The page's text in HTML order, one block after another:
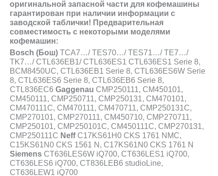
оригинальной запасной части для кофемашины
гарантирован при наличии информации с
заводской таблички! Предварительная
совместимость с некоторыми моделями
кофемашин:
Bosch (Бош) TCA7…/ TES70…/ TES71…/ TE7…/
TK7…/ CTL636EB1/ CTL636ES1 CTL636ES1 Serie 8,
BCM8450UC, CTL636EB1 Serie 8, CTL636ES6W Serie
8, CTL636ES6 Serie 8, CTL636EB6 Serie 8,
CTL836EC6 Gaggenau CMP250111, CM450101,
CM450111, CMP250711, CMP250131, CM470101,
CM470111C, CM470111, CM470711, CMP250131C,
CMP270101, CMP270111, CM450710, CMP270711,
CMP250101, CMP250101C, CM450111C, CMP270131,
CMP250111C NeffC17KS61H0 CKS 1761 NMC,
C15KS61N0 CKS 1561 N, C17KS61N0 CKS 1761 N
Siemens CT636LES6W iQ700, CT636LES1 iQ700,
CT636LES6 iQ700, CT836LEB6 studioLine,
CT636LEW1 iQ700